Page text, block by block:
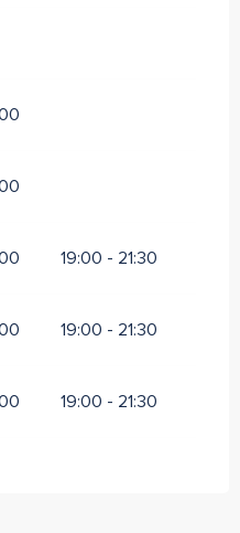
19:00 - 21:30
19:00 - 21:30
19:00 - 21:30